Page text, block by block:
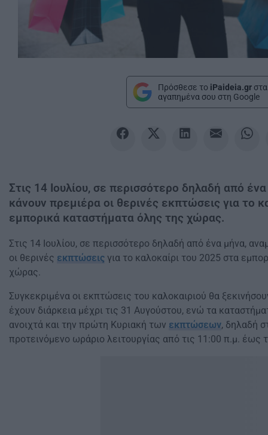
Πρόσθεσε το iPaideia.gr στα
αγαπημένα σου στη Google
Στις 14 Ιουλίου, σε περισσότερο δηλαδή από
κάνουν πρεμιέρα οι θερινές εκπτώσεις για το
εμπορικά καταστήματα όλης της χώρας.
Στις 14 Ιουλίου, σε περισσότερο δηλαδή από ένα μήνα,
οι θερινές εκπτώσεις για το καλοκαίρι του 2025 στα
χώρας.
Συγκεκριμένα οι εκπτώσεις του καλοκαιριού θα
έχουν διάρκεια μέχρι τις 31 Αυγούστου, ενώ τα
ανοιχτά και την πρώτη Κυριακή των εκπτώσεων, δηλαδή
προτεινόμενο ωράριο λειτουργίας από τις 11:00 π.μ. έως